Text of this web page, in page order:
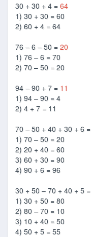
30 + 30 + 4 = 64
1) 30 + 30 = 60
2) 60 + 4 = 64
76 – 6 – 50 = 20
1) 76 – 6 = 70
2) 70 – 50 = 20
94 – 90 + 7 = 11
1) 94 – 90 = 4
2) 4 + 7 = 11
70 – 50 + 40 + 30 + 6 =
1) 70 – 50 = 20
2) 20 + 40 = 60
3) 60 + 30 = 90
4) 90 + 6 = 96
30 + 50 – 70 + 40 + 5 =
1) 30 + 50 = 80
2) 80 – 70 = 10
3) 10 + 40 = 50
4) 50 + 5 = 55